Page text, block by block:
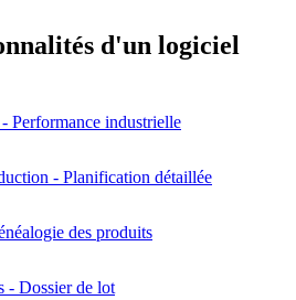
d'un logiciel
industrielle
- Planification détaillée
des produits
- Dossier de lot